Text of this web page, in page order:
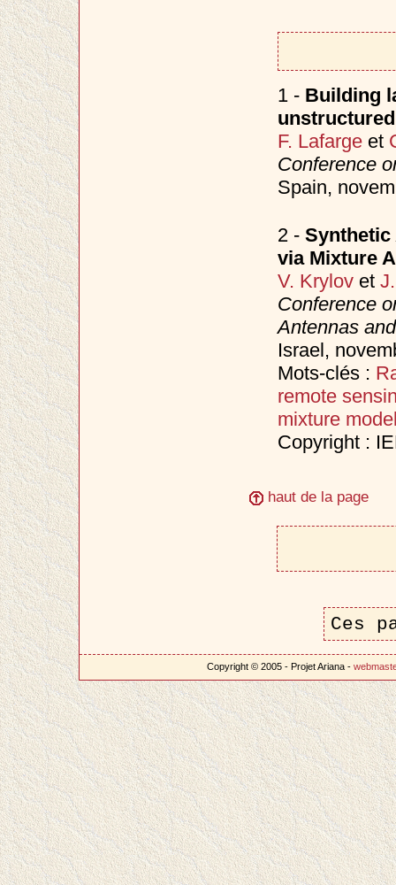
1 - Building
F. Lafargeet
Conference
Spain,
2 - Synthetic
via Mixture
V. Krylovet
Conference
Antennas
Israel,
Mots-clés :
remote
mixture
Copyright :
haut de la page
Ces
Copyright © 2005 - Projet Ariana -